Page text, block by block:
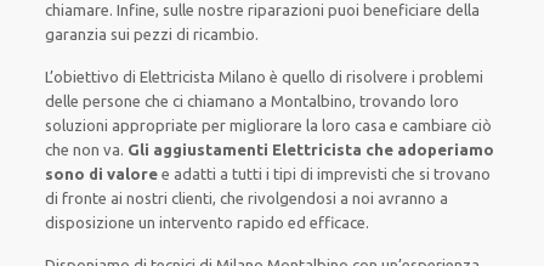
chiamare.Infine, sulle nostre riparazioni puoi beneficiare della
garanzia sui pezzi di ricambio.
L’obiettivo di Elettricista Milano è quello di risolvere i problemi
delle persone checi chiamano a Montalbino, trovando loro
soluzioni appropriate per migliorare la loro casa e cambiare ciò
che non va. Gli aggiustamenti Elettricista che adoperiamo
sono di valore e adatti a tutti i tipi di imprevisti che si trovano
di fronte ai nostri clienti, che rivolgendosi a noi avranno a
disposizione un interventorapido ed efficace.